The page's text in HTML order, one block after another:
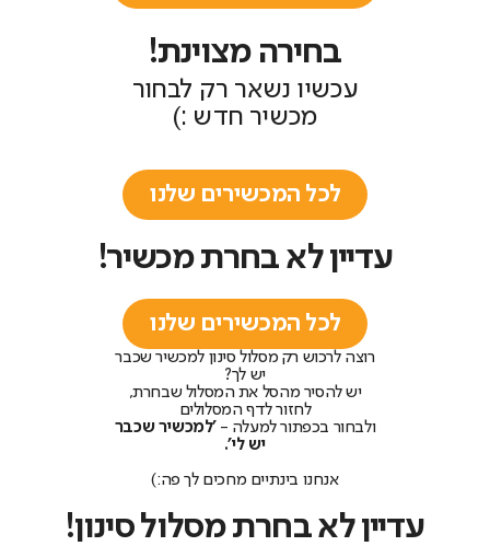
בחירה מצוינת!
עכשיו נשאר רק לבחור
מכשיר חדש :)
לכל המכשירים שלנו
עדיין לא בחרת מכשיר!
לכל המכשירים שלנו
רוצה לרכוש רק מסלול סינון למכשיר שכבר
יש לך?
יש להסיר מהסל את המסלול שבחרת,
לחזור לדף המסלולים
ולבחור בכפתור למעלה - 'למכשיר שכבר
יש לי'.
אנחנו בינתיים מחכים לך פה:)
עדיין לא בחרת מסלול סינון!